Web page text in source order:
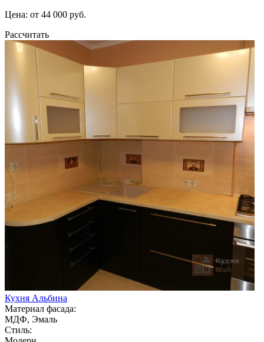
Цена: от 44 000 руб.
Рассчитать
Кухня Альбина
Материал фасада:
МДФ, Эмаль
Стиль: